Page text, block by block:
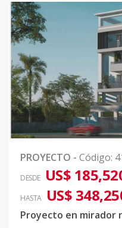
PROYECTO - Código:
DESDE US$
HASTA US$
Proyecto en mirador